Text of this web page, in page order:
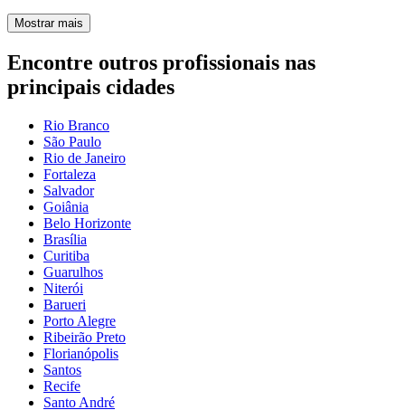
Mostrar mais
Encontre outros profissionais nas
principais cidades
Rio Branco
São Paulo
Rio de Janeiro
Fortaleza
Salvador
Goiânia
Belo Horizonte
Brasília
Curitiba
Guarulhos
Niterói
Barueri
Porto Alegre
Ribeirão Preto
Florianópolis
Santos
Recife
Santo André